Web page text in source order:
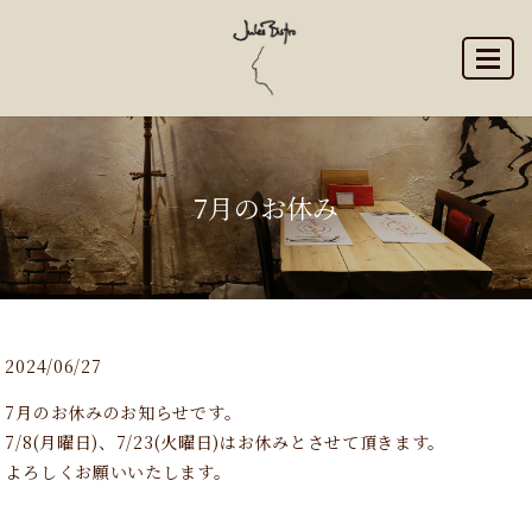
7月のお休み
2024/06/27
7月のお休みのお知らせです。
7/8(月曜日)、7/23(火曜日)はお休みとさせて頂きます。
よろしくお願いいたします。